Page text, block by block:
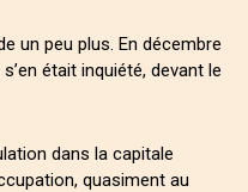
un peu plus. En décembre
était inquiété, devant le
dans la capitale
quasiment au